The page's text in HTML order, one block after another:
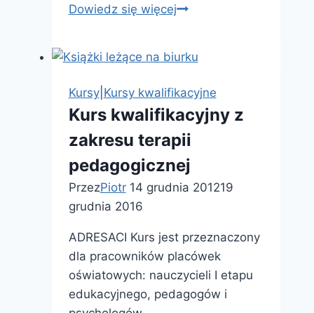
Dowiedz się więcejKurs
Przyroda,
i
Tyflopedagogika
Kursy| Kursy kwalifikacyjne
Kurs kwalifikacyjny z
zakresu terapii
pedagogicznej
PrzezPiotr 14 grudnia 201219
grudnia 2016
ADRESACI Kurs jest przeznaczony
dla pracowników placówek
oświatowych: nauczycieli I etapu
edukacyjnego, pedagogów i